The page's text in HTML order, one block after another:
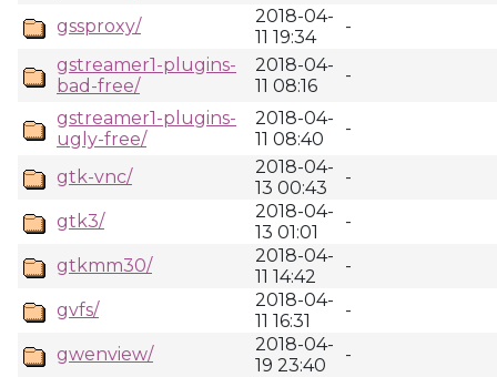
gssproxy/
2018-04-
11 19:34
-
gstreamer1-plugins-
bad-free/
2018-04-
11 08:16
-
gstreamer1-plugins-
ugly-free/
2018-04-
11 08:40
-
gtk-vnc/
2018-04-
13 00:43
-
gtk3/
2018-04-
13 01:01
-
gtkmm30/
2018-04-
11 14:42
-
gvfs/
2018-04-
11 16:31
-
gwenview/
2018-04-
19 23:40
-